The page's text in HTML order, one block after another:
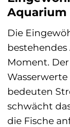
Aquarium
Die
Moment.
bedeuten
schwächt
die Fische